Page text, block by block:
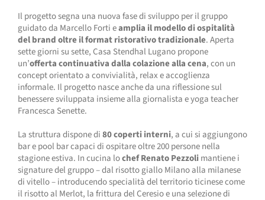
Il progetto segna una nuova fase di sviluppo per il gruppo
guidato da Marcello Forti eamplia il modello di ospitalità
del brand oltre il format ristorativo tradizionale. Aperta
sette giorni su sette, Casa Stendhal Lugano propone
un’offerta continuativa dalla colazione alla cena, con un
concept orientato a convivialità, relax e accoglienza
informale. Il progetto nasce anche da una riflessione sul
benessere sviluppata insieme alla giornalista e yoga teacher
Francesca Senette.
La struttura dispone di80 coperti interni, a cui si aggiungono
bar e pool bar capaci di ospitare oltre 200 persone nella
stagione estiva. In cucina lochef Renato Pezzolimantiene i
signature del gruppo – dal risotto giallo Milano alla milanese
di vitello – introducendo specialità del territorio ticinese come
il risotto al Merlot, la frittura del Ceresio e una selezione di